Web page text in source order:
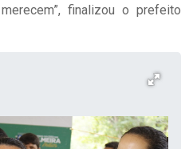
finalizou o prefeito